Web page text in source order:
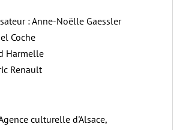
: Anne-Noëlle Gaessler
Coche
Harmelle
Renault
Agence culturelle d'Alsace,